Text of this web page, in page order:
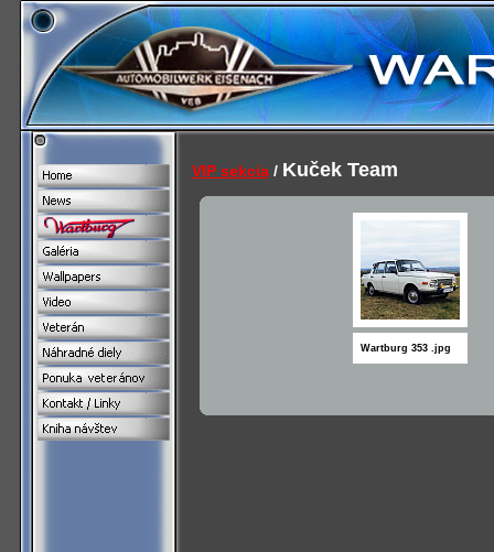
VIP sekcia/ Kuček Team